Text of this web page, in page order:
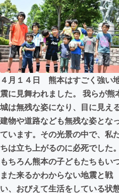
テクノロジー・ガジェ
映像・映画
ビジネス・起業
まちづくり・地域活性
CAMPFIRE for Social Good
CAMPFIREふるさと納税
４月１４日 熊本はすごく強い
震に見舞われました。 我らが熊
城は無残な姿になり、目に見え
建物や道路なども無残な姿とな
ています。その光景の中で、私
ちは立ち上がるのに必死でした。
もちろん熊本の子どもたちもい
また来るかわからない地震と戦
い、おびえて生活をしている状